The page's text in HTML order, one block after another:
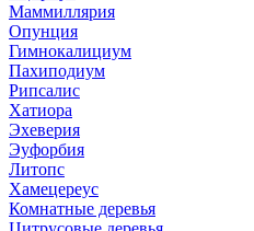
Маммиллярия
Опунция
Гимнокалициум
Пахиподиум
Рипсалис
Хатиора
Эхеверия
Эуфорбия
Литопс
Хамецереус
Комнатные деревья